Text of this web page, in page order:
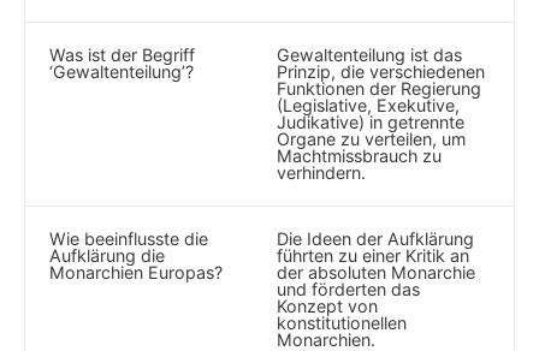
Was ist der ‍Begriff
‘Gewaltenteilung’?
Gewaltenteilung ist das‍
Prinzip, die verschiedenen
Funktionen der Regierung
(Legislative, Exekutive,
Judikative) in getrennte
Organe‍ zu verteilen, um ​
Machtmissbrauch zu
⁣verhindern.
Wie beeinflusste⁣ die
Aufklärung die
Monarchien Europas?
Die Ideen der ⁢Aufklärung
führten‍ zu einer Kritik an
der absoluten Monarchie ​
und förderten das
Konzept von
konstitutionellen
Monarchien.